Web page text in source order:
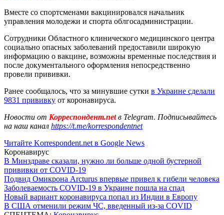
Вместе со спортсменами вакцинировался начальник
управления молодежи и спорта облгосадминистрации.
Сотрудники Областного клинического медицинского центра
социально опасных заболеваний предоставили широкую
информацию о вакцине, возможны временные последствия и
после документального оформления непосредственно
провели прививки.
Ранее сообщалось, что за минувшие сутки в Украине сделали
9831 прививку от коронавируса.
Новости от Корреспондент.netв Telegram. Подписывайтесь
на наш канал https://t.me/korrespondentnet
Читайте Korrespondent.net в Google News
Коронавирус
В Минздраве сказали, нужно ли больше одной бустерной
прививки от COVID-19
Подвид Омикрона Arcturus впервые привел к гибели человека
Заболеваемость COVID-19 в Украине пошла на спад
Новый вариант коронавируса попал из Индии в Европу
В США отменили режим ЧС, введенный из-за COVID